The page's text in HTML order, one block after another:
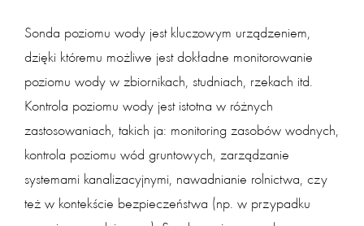
Sonda poziomu wody jest kluczowym urządzeniem,
dzięki któremu możliwe jest dokładne monitorowanie
poziomu wody w zbiornikach, studniach, rzekach itd.
Kontrola poziomu wody jest istotna w różnych
zastosowaniach, takich ja: monitoring zasobów wodnych,
kontrola poziomu wód gruntowych, zarządzanie
systemami kanalizacyjnymi, nawadnianie rolnictwa, czy
też w kontekście bezpieczeństwa (np. w przypadku